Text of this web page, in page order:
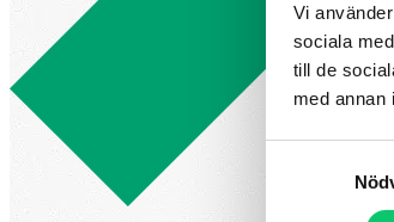
Vi
sociala
till de
med annan